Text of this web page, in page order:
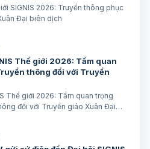
SIGNIS 2026: Truyền thông phục
Đại biên dịch
Thế giới 2026: Tầm quan
thông đối với Truyền
Thế giới 2026: Tầm quan trọng
đối với Truyền giáo Xuân Đại